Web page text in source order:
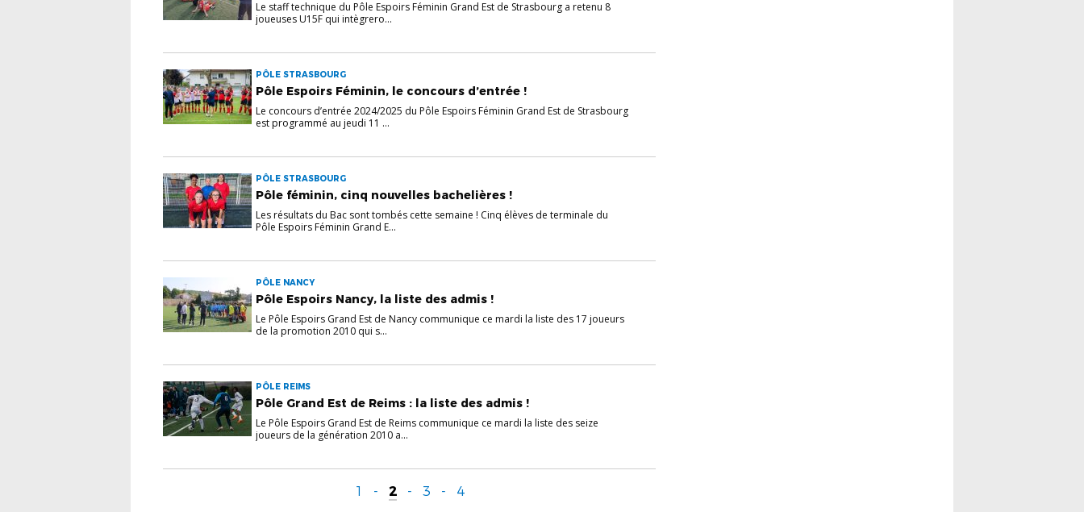
Le staff technique du Pôle Espoirs Féminin Grand Est de Strasbourg a retenu 8
joueuses U15F qui intègrero...
PÔLE STRASBOURG
Pôle Espoirs Féminin, le concours d’entrée !
Le concours d’entrée 2024/2025 du Pôle Espoirs Féminin Grand Est de Strasbourg
est programmé au jeudi 11 ...
PÔLE STRASBOURG
Pôle féminin, cinq nouvelles bachelières !
Les résultats du Bac sont tombés cette semaine ! Cinq élèves de terminale du
Pôle Espoirs Féminin Grand E...
PÔLE NANCY
Pôle Espoirs Nancy, la liste des admis !
Le Pôle Espoirs Grand Est de Nancy communique ce mardi la liste des 17 joueurs
de la promotion 2010 qui s...
PÔLE REIMS
Pôle Grand Est de Reims : la liste des admis !
Le Pôle Espoirs Grand Est de Reims communique ce mardi la liste des seize
joueurs de la génération 2010 a...
1 - 2 - 3 - 4